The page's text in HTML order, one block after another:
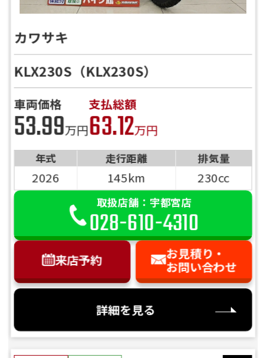
カワサキ
KLX230S（KLX230S）
車両価格
53.99万円
支払総額
63.12万円
年式 走行距離 排気量
2026 145km 230cc
取扱店舗：宇都宮店
028-610-4310
来店予約
お見積り・
お問い合わせ
詳細を見る